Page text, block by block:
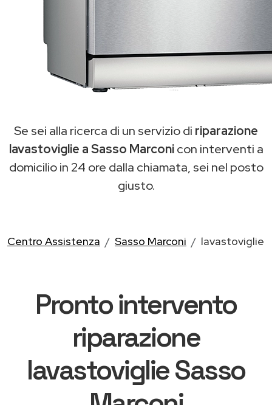
Se sei alla ricerca di un servizio di riparazione
lavastoviglie a Sasso Marconicon interventi a
domicilio in 24 ore dalla chiamata, sei nel posto
giusto.
Centro Assistenza Sasso Marconi lavastoviglie
Pronto intervento
riparazione
lavastoviglie Sasso